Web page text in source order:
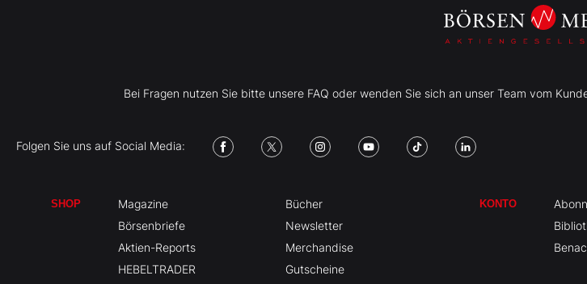
Bei Fragen nutzen Sie bitte unsere FAQ oder wenden Sie sich an unser Team vom
Folgen Sie uns auf Social Media:
SHOP
Magazine
Börsenbriefe
Aktien-Reports
HEBELTRADER
Bücher
Newsletter
Merchandise
Gutscheine
KONTO